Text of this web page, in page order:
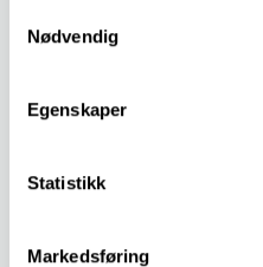
Nødvendig
Egenskaper
Statistikk
Markedsføring